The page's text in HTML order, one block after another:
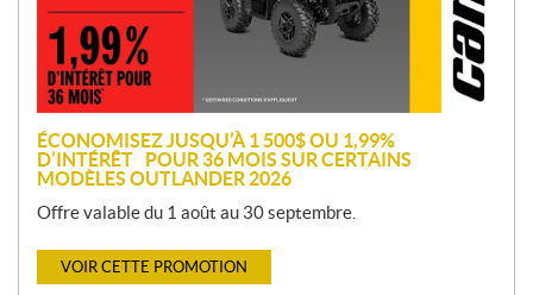
o
n
ÉCONOMISEZ JUSQU’À 1 500$ OU 1,99%
D’INTÉRÊT POUR 36 MOIS SUR CERTAINS
MODÈLES OUTLANDER 2026
Offre valable du 1 août au 30 septembre.
VOIR CETTE PROMOTION